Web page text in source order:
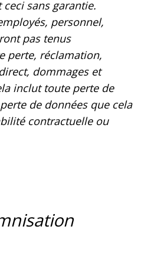
ceci sans garantie.
personnel,
pas tenus
perte, réclamation,
dommages et
inclut toute perte de
de données que cela
contractuelle ou